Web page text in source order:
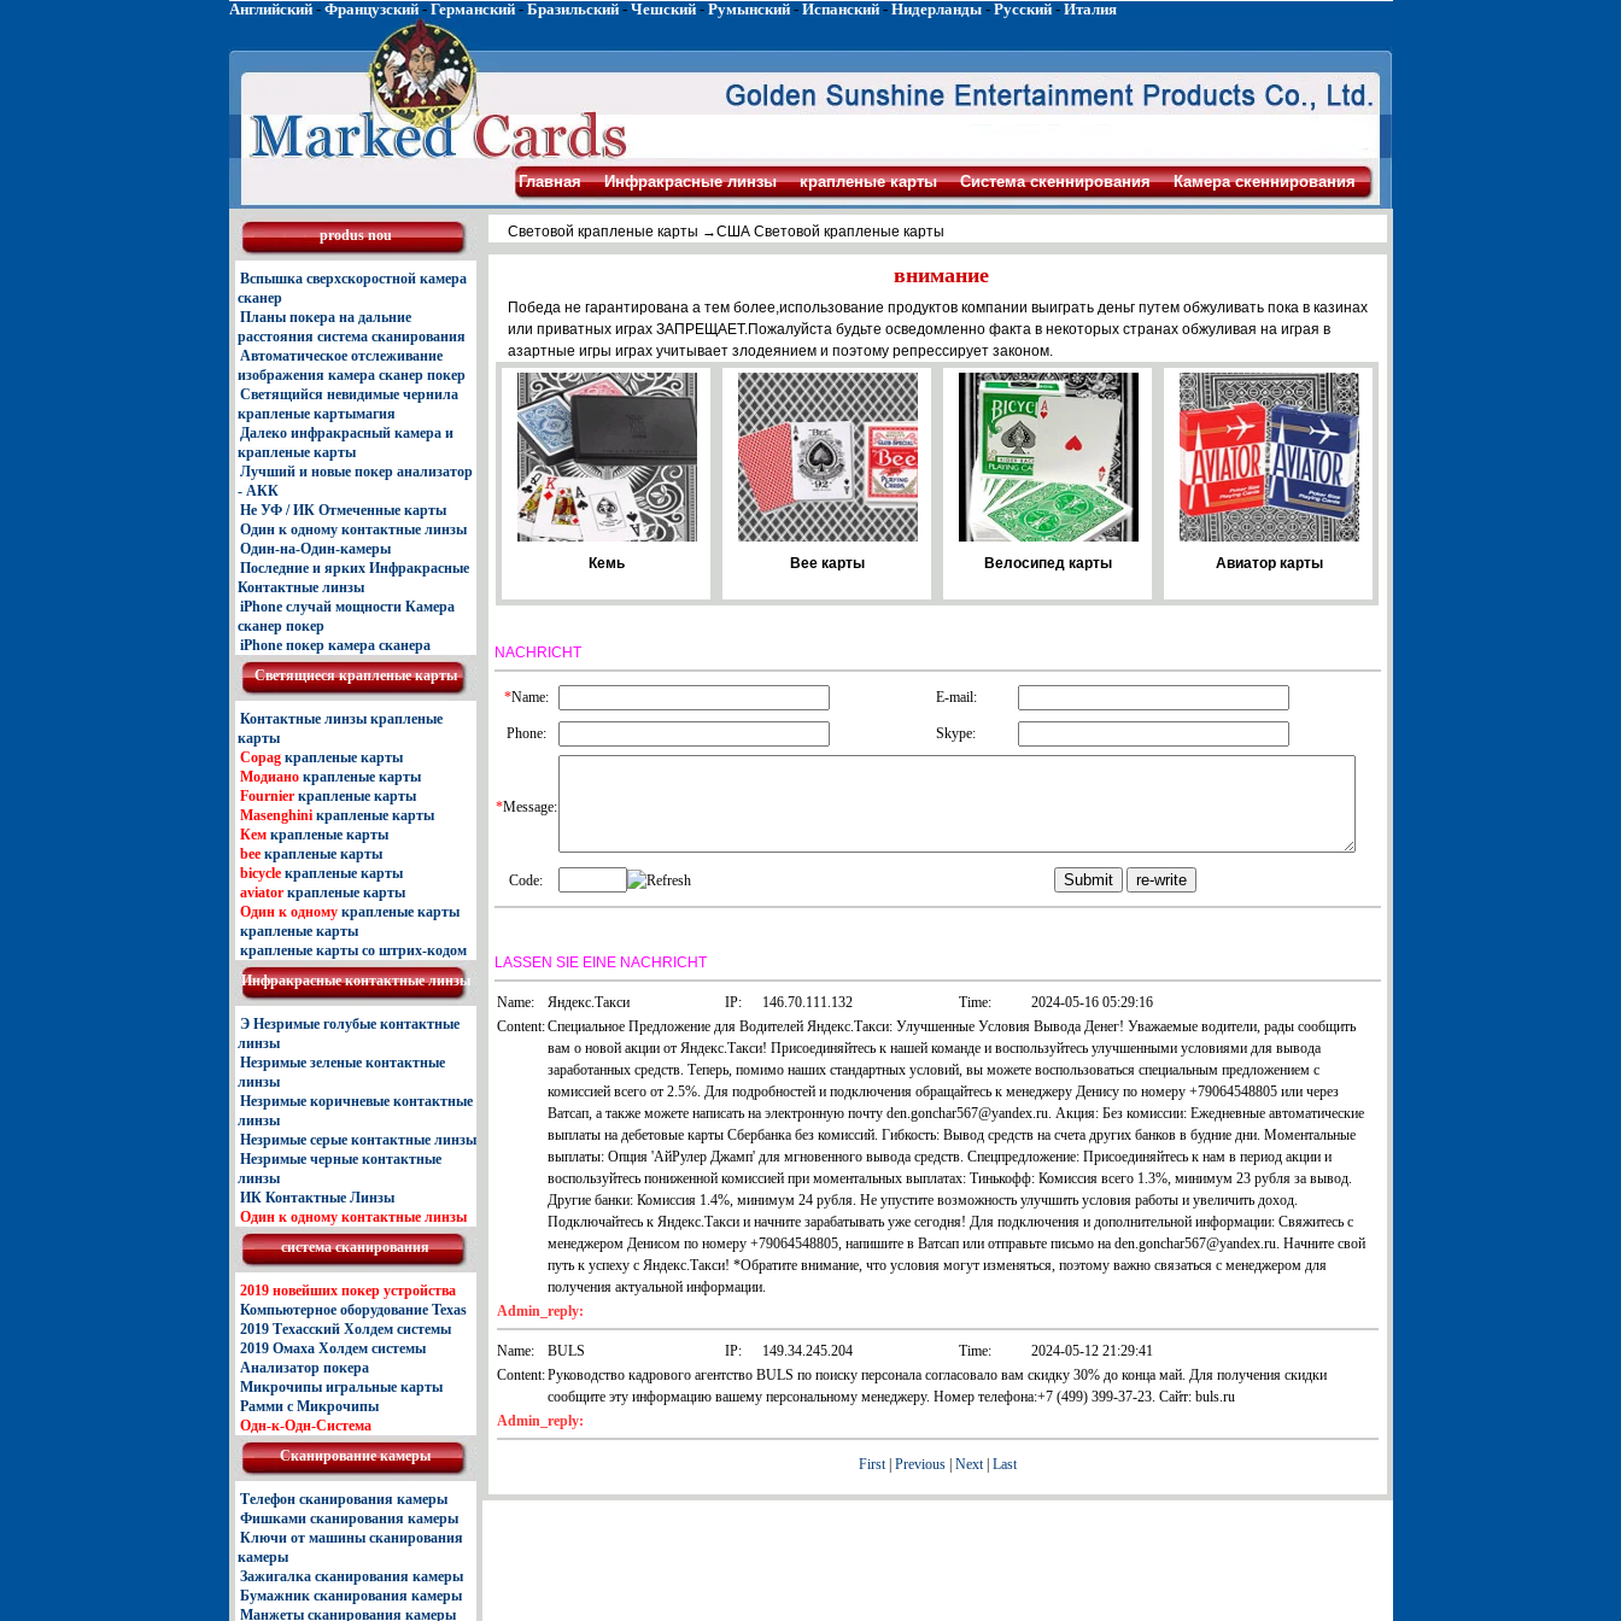
Английский- Французский- Германский- Бразильский- Чешский- Румынский- Испанский- Нидерланды- Русский- Италия
Главная Инфракрасные линзы крапленые карты Система скеннирования Камера скеннирования
produs nou
Вспышка сверхскоростной камера
сканер
Планы покера на дальние
расстояния система сканирования
Автоматическое отслеживание
изображения камера сканер покер
Светящийся невидимые чернила
крапленые картымагия
Далеко инфракрасный камера и
крапленые карты
Лучший и новые покер анализатор
- АКК
Не УФ / ИК Отмеченные карты
Один к одному контактные линзы
Один-на-Один-камеры
Последние и ярких Инфракрасные
Контактные линзы
iPhone случай мощности Камера
сканер покер
iPhone покер камера сканера
Светящиеcя крапленые карты
Контактные линзы крапленые
карты
Copag крапленые карты
Модианокрапленые карты
Fournierкрапленые карты
Masenghini крапленые карты
Кемкрапленые карты
beeкрапленые карты
bicycleкрапленые карты
aviatorкрапленые карты
Один к одномукрапленые карты
крапленые карты
крапленые карты со штрих-кодом
Инфракрасные контактные линзы
Э Незримые голубые контактные
линзы
Незримые зеленые контактные
линзы
Незримые коричневые контактные
линзы
Незримые серые контактные линзы
Незримые черные контактные
линзы
ИК Контактные Линзы
Один к одному контактные линзы
система сканирования
2019 новейших покер устройства
Компьютерное оборудование Texas
2019 Техасский Холдем системы
2019 Омаха Холдем системы
Анализатор покера
Микрочипы игральные карты
Рамми с Микрочипы
Одн-к-Одн-Система
Сканирование камеры
Телефон сканирования камеры
Фишками сканирования камеры
Ключи от машины сканирования
камеры
Зажигалка сканирования камеры
Бумажник сканирования камеры
Манжеты сканирования камеры
Световой крапленые карты →США Световой крапленые карты
внимание
Победа не гарантирована а тем более,использование продуктов компании выиграть деньг путем обжуливать пока в казинах
или приватных играх ЗАПРЕЩАЕТ.Пожалуйста будьте осведомленно факта в некоторых странах обжуливая на играя в
азартные игры играх учитывает злодеянием и поэтому репрессирует законом.
Кемь Bee карты Велосипед карты Авиатор карты
NACHRICHT
*Name: E-mail:
Phone: Skype:
*Message:
Code:
LASSEN SIE EINE NACHRICHT
Name: Яндекс.Такси IP: 146.70.111.132 Time:
2024-05-16 05:29:16
Content:Специальное Предложение для Водителей Яндекс.Такси: Улучшенные Условия Вывода Денег! Уважаемые водители, рады сообщить
вам о новой акции от Яндекс.Такси! Присоединяйтесь к нашей команде и воспользуйтесь улучшенными условиями для вывода
заработанных средств. Теперь, помимо наших стандартных условий, вы можете воспользоваться специальным предложением с
комиссией всего от 2.5%. Для подробностей и подключения обращайтесь к менеджеру Денису по номеру +79064548805 или через
Ватсап, а также можете написать на электронную почту den.gonchar567@yandex.ru. Акция: Без комиссии: Ежедневные автоматические
выплаты на дебетовые карты Сбербанка без комиссий. Гибкость: Вывод средств на счета других банков в будние дни. Моментальные
выплаты: Опция 'АйРулер Джамп' для мгновенного вывода средств. Спецпредложение: Присоединяйтесь к нам в период акции и
воспользуйтесь пониженной комиссией при моментальных выплатах: Тинькофф: Комиссия всего 1.3%, минимум 23 рубля за вывод.
Другие банки: Комиссия 1.4%, минимум 24 рубля. Не упустите возможность улучшить условия работы и увеличить доход.
Подключайтесь к Яндекс.Такси и начните зарабатывать уже сегодня! Для подключения и дополнительной информации: Свяжитесь с
менеджером Денисом по номеру +79064548805, напишите в Ватсап или отправьте письмо на den.gonchar567@yandex.ru. Начните свой
путь к успеху с Яндекс.Такси! *Обратите внимание, что условия могут изменяться, поэтому важно связаться с менеджером для
получения актуальной информации.
Admin_reply:
Name: BULS IP: 149.34.245.204 Time:
2024-05-12 21:29:41
Content:Руководство кадрового агентство BULS по поиску персонала согласовало вам скидку 30% до конца май. Для получения скидки
сообщите эту информацию вашему персональному менеджеру. Номер телефона:+7 (499) 399-37-23. Сайт: buls.ru
Admin_reply:
First| Previous| Next| Last